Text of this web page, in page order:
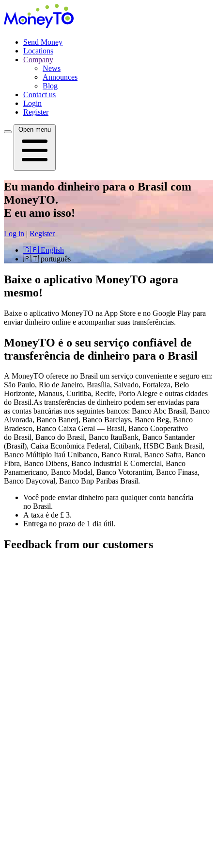
Send Money
Locations
Company
News
Announces
Blog
Contact us
Login
Register
Open menu
Eu mando dinheiro para o Brasil com
MoneyTO.
E eu amo isso!
Log in | Register
🇬🇧 English
🇵🇹 português
Baixe o aplicativo MoneyTO agora
mesmo!
Baixe o aplicativo MoneyTO na App Store e no Google Play para
enviar dinheiro online e acompanhar suas transferências.
MoneyTO é o seu serviço confiável de
transferência de dinheiro para o Brasil
A MoneyTO oferece no Brasil um serviço conveniente e seguro em:
São Paulo, Rio de Janeiro, Brasília, Salvado, Fortaleza, Belo
Horizonte, Manaus, Curitiba, Recife, Porto Alegre e outras cidades
do Brasil.As transferências de dinheiro podem ser enviadas para
as contas bancárias nos seguintes bancos: Banco Abc Brasil, Banco
Alvorada, Banco Banerj, Banco Barclays, Banco Beg, Banco
Bradesco, Banco Caixa Geral — Brasil, Banco Cooperativo
do Brasil, Banco do Brasil, Banco ItauBank, Banco Santander
(Brasil), Caixa Econômica Federal, Citibank, HSBC Bank Brasil,
Banco Múltiplo Itaú Unibanco, Banco Rural, Banco Safra, Banco
Fibra, Banco Dibens, Banco Industrial E Comercial, Banco
Panamericano, Banco Modal, Banco Votorantim, Banco Finasa,
Banco Daycoval, Banco Bnp Paribas Brasil.
Você pode enviar dinheiro para qualquer conta bancária
no Brasil.
A taxa é de £ 3.
Entrega no prazo de 1 dia útil.
Feedback from our customers